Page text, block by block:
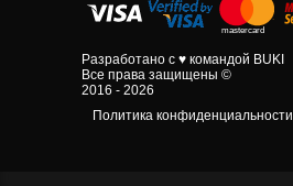
Разработано с ♥ командой BUKI
Все права защищены ©
2016 - 2026
Политика конфиденциальности